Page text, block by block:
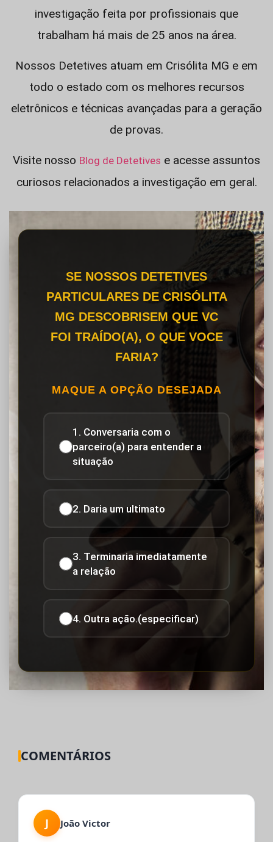
investigação feita por profissionais que
trabalham há mais de 25 anos na área.
Nossos Detetives atuam em Crisólita MG e em
todo o estado com os melhores recursos
eletrônicos e técnicas avançadas para a geração
de provas.
Visite nosso Blog de Detetives e acesse assuntos
curiosos relacionados a investigação em geral.
SE NOSSOS DETETIVES
PARTICULARES DE CRISÓLITA
MG DESCOBRISEM QUE VC
FOI TRAÍDO(A), O QUE VOCE
FARIA?
MAQUE A OPÇÃO DESEJADA
1. Conversaria com o
parceiro(a) para entender a
situação
2. Daria um ultimato
3. Terminaria imediatamente
a relação
4. Outra ação.(especificar)
COMENTÁRIOS
J João Victor